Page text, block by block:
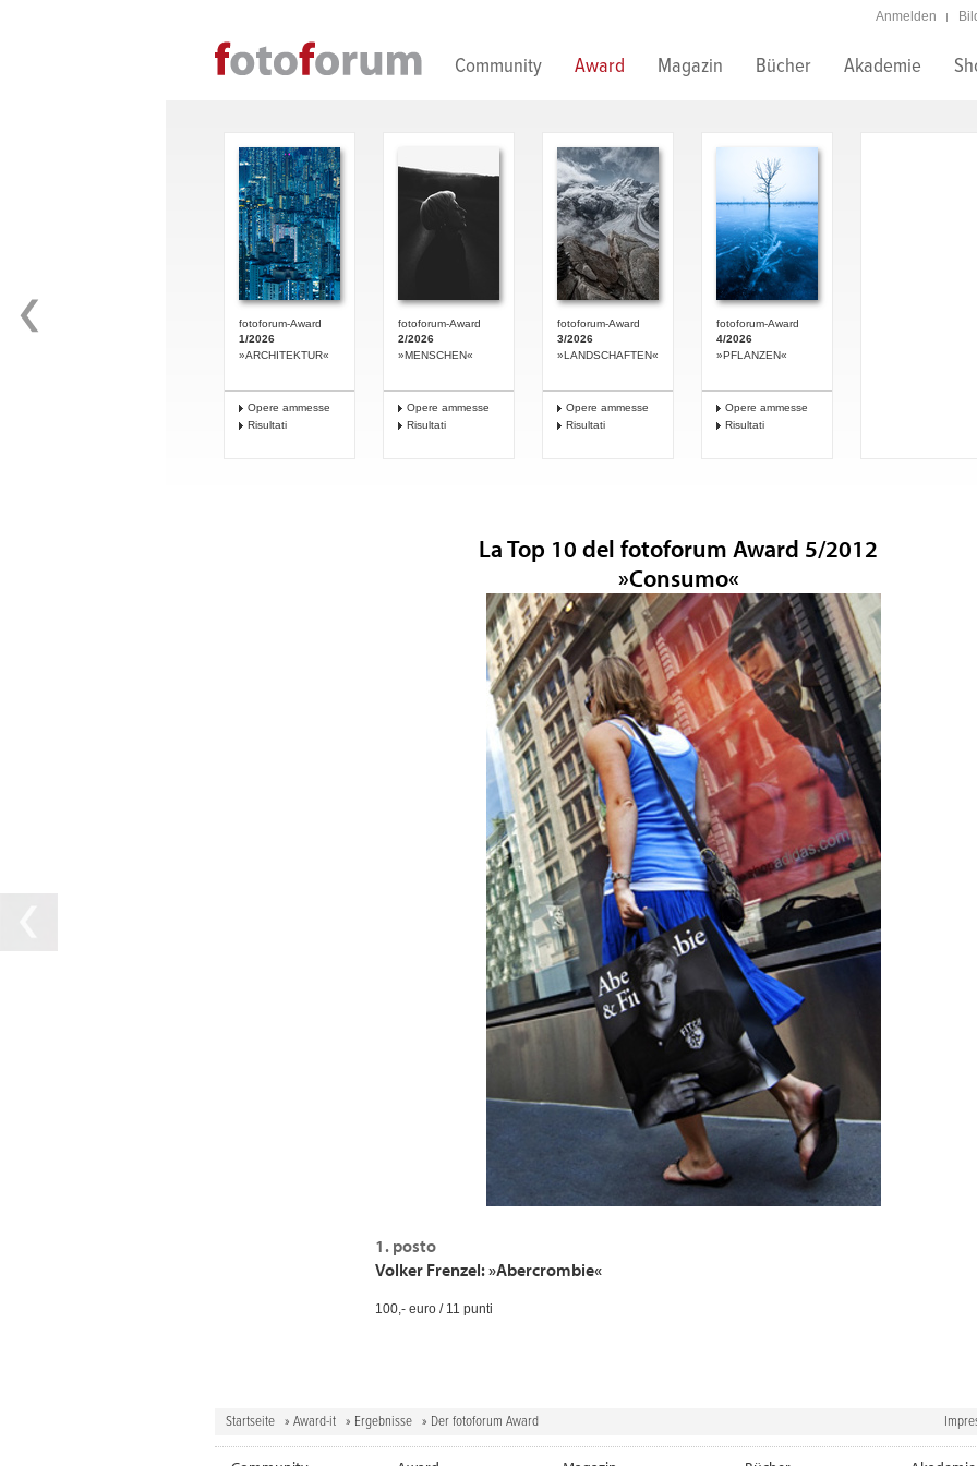
Anmelden
Community Award Magazin Bücher Akademie
fotoforum-Award
1/2026
»ARCHITEKTUR«
Opere ammesse
Risultati
fotoforum-Award
2/2026
»MENSCHEN«
Opere ammesse
Risultati
fotoforum-Award
3/2026
»LANDSCHAFTEN«
Opere ammesse
Risultati
fotoforum-Award
4/2026
»PFLANZEN«
Opere ammesse
Risultati
La Top 10 del fotoforum Award 5/2012
»Consumo«
1. posto
Volker Frenzel: »Abercrombie«
100,- euro / 11 punti
Startseite » Award-it » Ergebnisse » Der fotoforum Award